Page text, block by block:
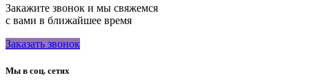
Закажите звонок и мы свяжемся
с вами в ближайшее время
Заказать звонок
Мы в соц. сетях